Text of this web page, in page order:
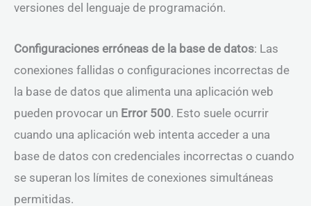
versiones del lenguaje de programación.
Configuraciones erróneas de la base de datos: Las
conexiones fallidas o configuraciones incorrectas de
la base de datos que alimenta una aplicación web
pueden provocar un Error 500. Esto suele ocurrir
cuando una aplicación web intenta acceder a una
base de datos con credenciales incorrectas o cuando
se superan los límites de conexiones simultáneas
permitidas.